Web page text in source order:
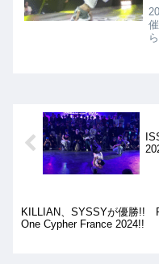
KILLIAN、SYSSYが優勝!!
One Cypher France 2024!!